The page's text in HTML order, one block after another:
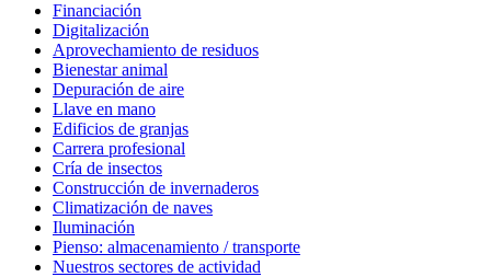
Financiación
Digitalización
Aprovechamiento de residuos
Bienestar animal
Depuración de aire
Llave en mano
Edificios de granjas
Carrera profesional
Cría de insectos
Construcción de invernaderos
Climatización de naves
Iluminación
Pienso: almacenamiento / transporte
Nuestros sectores de actividad